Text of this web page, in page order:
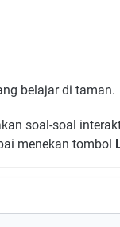
belajar di taman.
soal-soal
menekan tombol